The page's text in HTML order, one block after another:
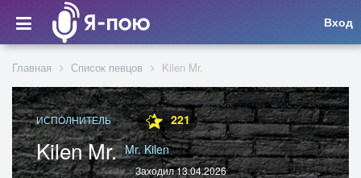
Вход
Главная Список певцов Kilen Mr.
ИСПОЛНИТЕЛЬ 221
Kilen Mr. Mr. Kilen
Заходил 13.04.2026